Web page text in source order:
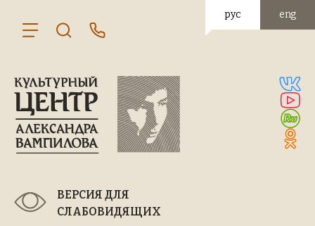
рус eng
ВЕРСИЯ ДЛЯ
СЛАБОВИДЯЩИХ